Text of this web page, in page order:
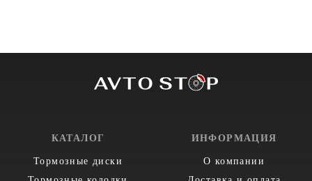
КАТАЛОГ
Тормозные диски
ИНФОРМАЦИЯ
О компании